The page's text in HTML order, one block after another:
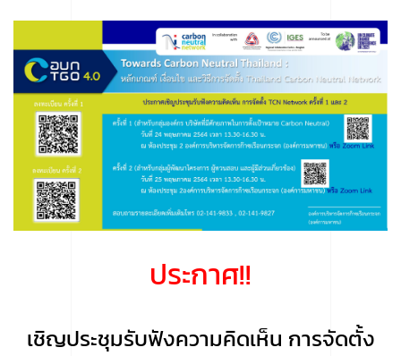
ประกาศ!!
เชิญประชุมรับฟังความคิดเห็น การจัดตั้ง